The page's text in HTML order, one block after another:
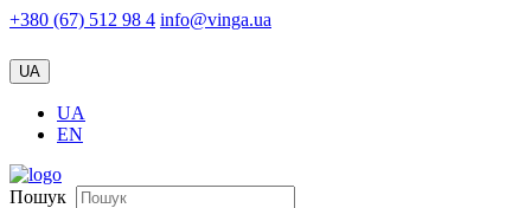
+380 (67) 512 98 4 info@vinga.ua
UA
UA
EN
Пошук